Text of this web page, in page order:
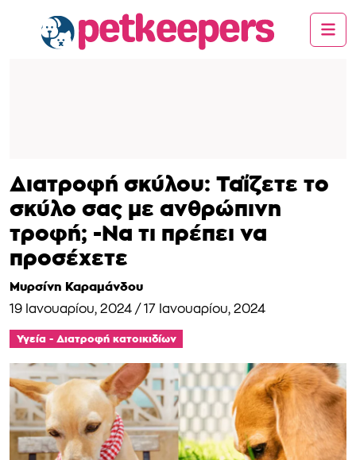
Διατροφή σκύλου: Ταΐζετε το
σκύλο σας με ανθρώπινη
τροφή; -Να τι πρέπει να
προσέχετε
Μυρσίνη Καραμάνδου
19 Ιανουαρίου, 2024 / 17 Ιανουαρίου, 2024
Υγεία - Διατροφή κατοικιδίων